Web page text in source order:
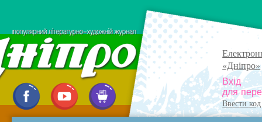
«Дніпро»
Вхід
для
Ввести